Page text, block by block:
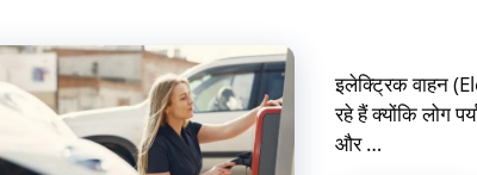
इलेक्ट्रिक वाहन
रहे हैं क्योंकि लोग
और …